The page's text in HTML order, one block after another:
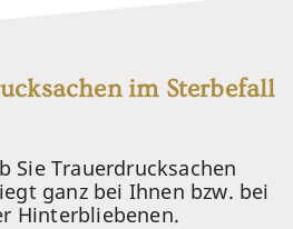
im Sterbefall
Sie Trauerdrucksachen
ganz bei Ihnen bzw. bei
Hinterbliebenen.